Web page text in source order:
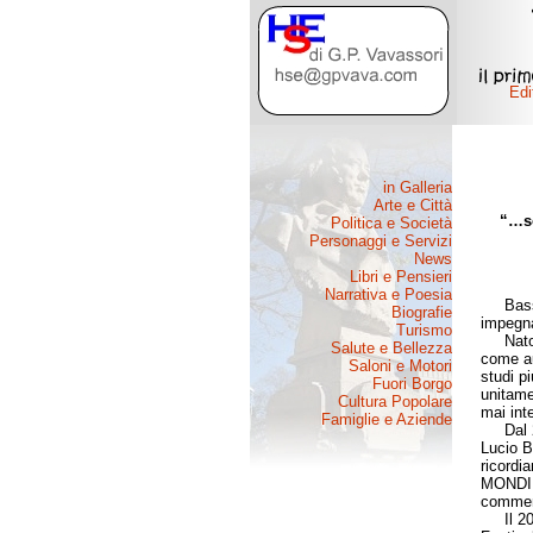
Nato
come
studi
mai
Dal
Lucio
Il